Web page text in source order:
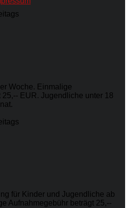
Woche. Einmalige
EUR. Jugendliche unter 18
für Kinder und Jugendliche ab
Aufnahmegebühr beträgt 25,--